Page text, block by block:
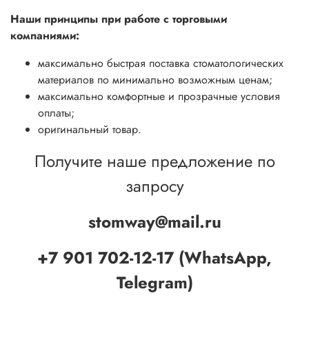
Наши принципы при работе с торговыми
компаниями:
максимально быстрая поставка стоматологических
материалов по минимально возможным ценам;
максимально комфортные и прозрачные условия
оплаты;
оригинальный товар.
Получите наше предложение по
запросу
stomway@mail.ru
+7 901 702-12-17 (WhatsApp,
Telegram)